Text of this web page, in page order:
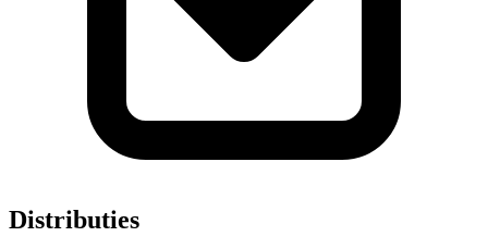
Distributies